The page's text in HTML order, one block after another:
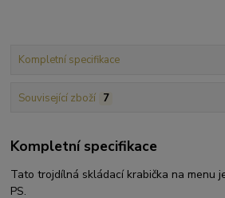
Kompletní specifikace
Související zboží 7
Kompletní specifikace
Tato trojdílná skládací krabička na menu
PS.